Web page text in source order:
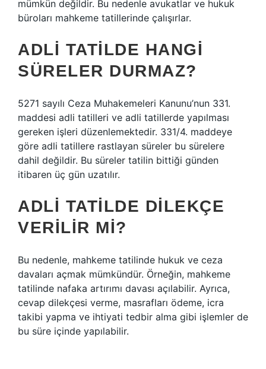
mümkün değildir. Bu nedenle avukatlar ve hukuk
büroları mahkeme tatillerinde çalışırlar.
ADLI TATILDE HANGI
SÜRELER DURMAZ?
5271 sayılı Ceza Muhakemeleri Kanunu’nun 331.
maddesi adli tatilleri ve adli tatillerde yapılması
gereken işleri düzenlemektedir. 331/4. maddeye
göre adli tatillere rastlayan süreler bu sürelere
dahil değildir. Bu süreler tatilin bittiği günden
itibaren üç gün uzatılır.
ADLI TATILDE DILEKÇE
VERILIR MI?
Bu nedenle, mahkeme tatilinde hukuk ve ceza
davaları açmak mümkündür. Örneğin, mahkeme
tatilinde nafaka artırımı davası açılabilir. Ayrıca,
cevap dilekçesi verme, masrafları ödeme, icra
takibi yapma ve ihtiyati tedbir alma gibi işlemler de
bu süre içinde yapılabilir.